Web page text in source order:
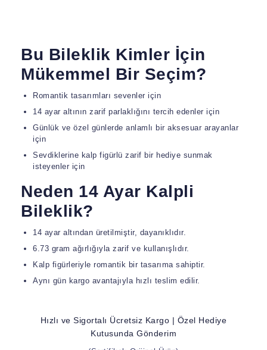
Bu Bileklik Kimler İçin
Mükemmel Bir Seçim?
Romantik tasarımları sevenler için
14 ayar altının zarif parlaklığını tercih edenler için
Günlük ve özel günlerde anlamlı bir aksesuar arayanlar
için
Sevdiklerine kalp figürlü zarif bir hediye sunmak
isteyenler için
Neden 14 Ayar Kalpli
Bileklik?
14 ayar altından üretilmiştir, dayanıklıdır.
6.73 gram ağırlığıyla zarif ve kullanışlıdır.
Kalp figürleriyle romantik bir tasarıma sahiptir.
Aynı gün kargo avantajıyla hızlı teslim edilir.
Hızlı ve Sigortalı Ücretsiz Kargo | Özel Hediye
Kutusunda Gönderim